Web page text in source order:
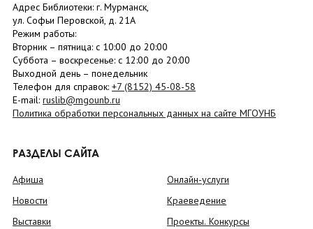
Адрес Библиотеки: г. Мурманск,
ул. Софьи Перовской, д. 21А
Режим работы:
Вторник – пятница: с 10:00 до 20:00
Суббота – воскресенье: c 12:00 до 20:00
Выходной день – понедельник
Телефон для справок: +7 (8152) 45-08-58
E-mail: ruslib@mgounb.ru
Политика обработки персональных данных на сайте МГОУНБ
РАЗДЕЛЫ САЙТА
Афиша
Новости
Выставки
Онлайн-услуги
Краеведение
Проекты. Конкурсы